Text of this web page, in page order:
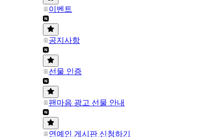
이벤트
공지사항
선물 인증
팬마음 광고 선물 안내
연예인 게시판 신청하기